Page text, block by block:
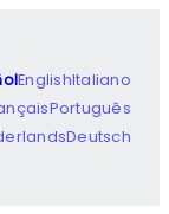
EnglishItaliano
Português
Deutsch